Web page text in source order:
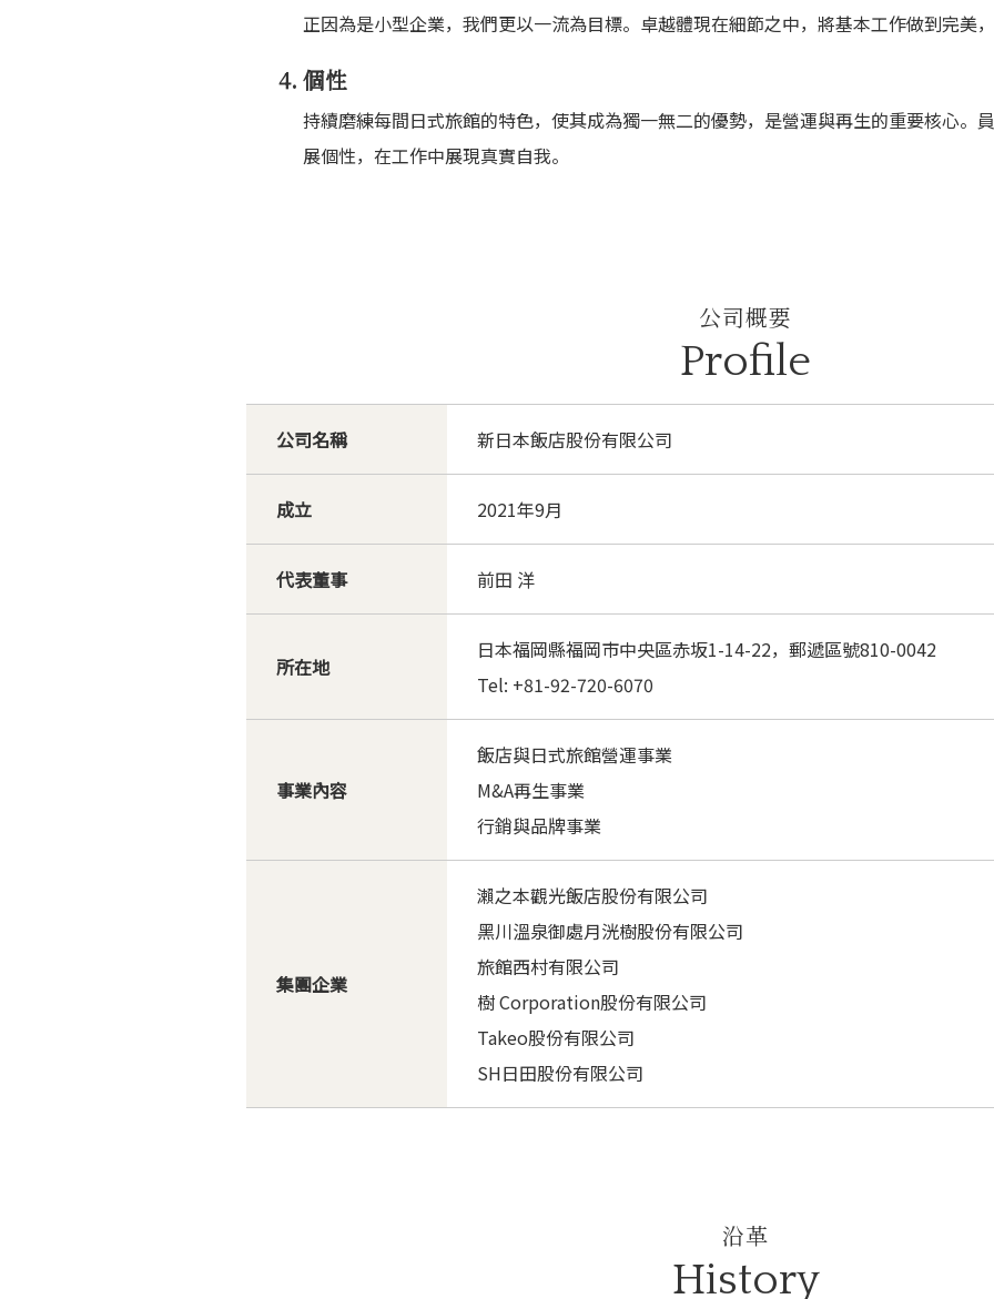
正因為是小型企業，我們更以一流為目標。卓越體現在細節之中，將基本工作做到完美
個性
持續磨練每間日式旅館的特色，使其成為獨一無二的優勢，是營運與再生的重要核心。
展個性，在工作中展現真實自我。
公司概要
Profile
公司名稱 新日本飯店股份有限公司
成立 2021年9月
代表董事 前田 洋
所在地
日本福岡縣福岡市中央區赤坂1-14-22，郵遞區號810-0042
Tel: +81-92-720-6070
事業內容
飯店與日式旅館營運事業
M&A再生事業
行銷與品牌事業
集團企業
瀨之本觀光飯店股份有限公司
黑川溫泉御處月洸樹股份有限公司
旅館西村有限公司
樹 Corporation股份有限公司
Takeo股份有限公司
SH日田股份有限公司
沿革
History